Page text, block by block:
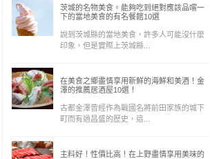
茨城的名物美食。能夠吃到絕對應該品嚐一
下的當地美食的有名餐館10選
說到茨城縣的當地美食，許多人可能沒什麼
印象，但是實際上茨城縣...
在美食之鄉盡情享用新鮮的海鮮和美酒！金
澤的推薦居酒屋10選！
古都金澤曾經作為戰國名將前田家族的城下
町而有過昌盛的歷史，這...
主料好！性價比高！在上野盡情享用美味的